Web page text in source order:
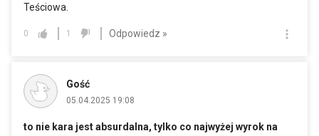
Teściowa.
0 1 Odpowiedz »
Gość
05.04.2025 19:08
to nie kara jest absurdalna, tylko co najwyżej wyrok na